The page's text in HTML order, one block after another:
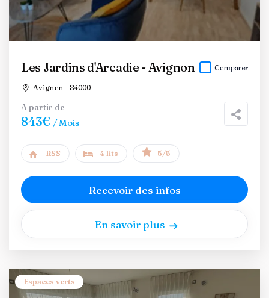
Les Jardins d'Arcadie - Avignon
Avignon - 84000
Comparer
A partir de
843€ / Mois
RSS 4 lits 5/5
Recevoir des infos
En savoir plus
Espaces verts